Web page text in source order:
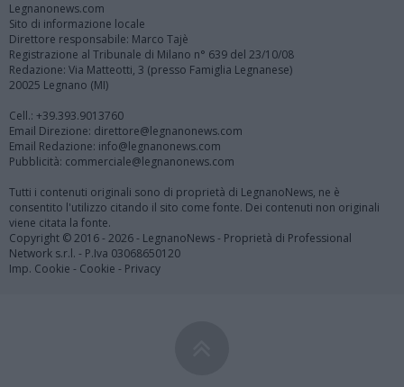
Legnanonews.com
Sito di informazione locale
Direttore responsabile: Marco Tajè
Registrazione al Tribunale di Milano n° 639 del 23/10/08
Redazione: Via Matteotti, 3 (presso Famiglia Legnanese)
20025 Legnano (MI)
Cell.: +39.393.9013760
Email Direzione: direttore@legnanonews.com
Email Redazione: info@legnanonews.com
Pubblicità: commerciale@legnanonews.com
Tutti i contenuti originali sono di proprietà di LegnanoNews, ne è
consentito l'utilizzo citando il sito come fonte. Dei contenuti non originali
viene citata la fonte.
Copyright © 2016 - 2026 - LegnanoNews - Proprietà di Professional
Network s.r.l. - P.Iva 03068650120
Imp. Cookie - Cookie - Privacy